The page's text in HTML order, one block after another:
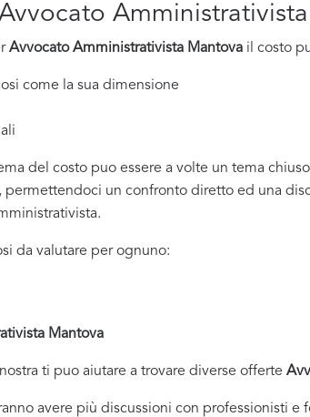
Avvocato Amministrativista Mantova il costo
come la sua dimensione
del costo puo essere a volte un tema
un confronto diretto ed una
da valutare per ognuno:
Mantova
ti puo aiutare a trovare diverse offerte
avere più discussioni con professionisti e